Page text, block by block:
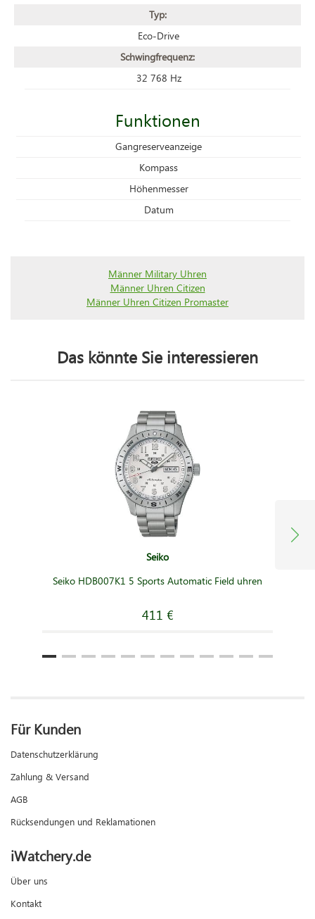
Typ:
Eco-Drive
Schwingfrequenz:
32 768 Hz
Funktionen
Gangreserveanzeige
Kompass
Höhenmesser
Datum
Männer Military Uhren
Männer Uhren Citizen
Männer Uhren Citizen Promaster
Das könnte Sie interessieren
Seiko
Seiko HDB007K1 5 Sports Automatic Field uhren
411 €
Für Kunden
Datenschutzerklärung
Zahlung & Versand
AGB
Rücksendungen und Reklamationen
iWatchery.de
Über uns
Kontakt